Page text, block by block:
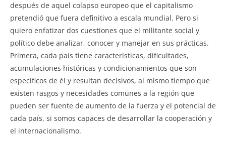
después de aquel colapso europeo que el capitalismo
pretendió que fuera definitivo a escala mundial. Pero si
quiero enfatizar dos cuestiones que el militante social y
político debe analizar, conocer y manejar en sus prácticas.
Primera, cada país tiene características, dificultades,
acumulaciones históricas y condicionamientos que son
específicos de él y resultan decisivos, al mismo tiempo que
existen rasgos y necesidades comunes a la región que
pueden ser fuente de aumento de la fuerza y el potencial de
cada país, si somos capaces de desarrollar la cooperación y
el internacionalismo.